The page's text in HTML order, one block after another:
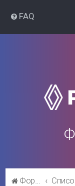
FAQ
Форум Рено